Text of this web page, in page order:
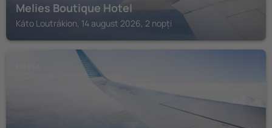
Melies Boutique Hotel
Káto Loutrákion, 14 august 2026, 2 nopți